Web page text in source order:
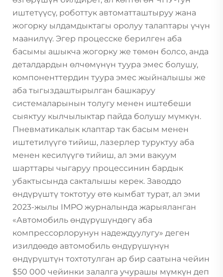
иштетүүсү, роботтук автоматташтыруу жана
жогорку ылдамдыктагы оролуу талаптары үчүн
маанилүү. Эгер процесске берилген аба
басымы ашыкча жогорку же төмөн болсо, анда
деталдардын өлчөмүнүн туура эмес болушу,
компоненттердин туура эмес жыйналышы же
аба тыгыздаштырылган башкаруу
системаларынын толугу менен иштебеши
сыяктуу кылчылыктар пайда болушу мүмкүн.
Пневматикалык клаптар так басым менен
иштетилүүгө тийиш, лазерлер туруктуу аба
менен кесилүүгө тийиш, ал эми вакуум
шарттары чыгаруу процессинин бардык
убактысында сакталышы керек. Заводдо
өндүрүштү токтотуу өтө кымбат турат, ал эми
2023-жылы IMPO журналында жарыяланган
«Автомобиль өндүрүшүндөгү аба
компрессорлорунун надеждуулугу» деген
изилдөөдө автомобиль өндүрүшүнүн
өндүрүштүн тохтотулган ар бир саатына чейин
$50 000 чейинки залалга учурашы мүмкүн деп